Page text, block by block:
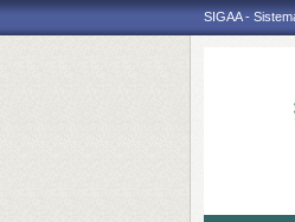
SIGAA -